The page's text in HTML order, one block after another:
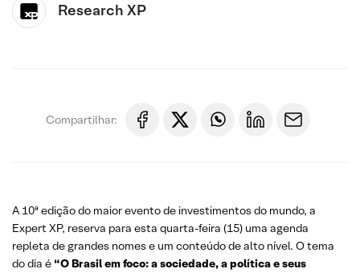
Research XP
Compartilhar:
A 10ª edição do maior evento de investimentos do mundo, a
Expert XP, reserva para esta quarta-feira (15) uma agenda
repleta de grandes nomes e um conteúdo de alto nível. O tema
do dia é“O Brasil em foco: a sociedade, a política e seus